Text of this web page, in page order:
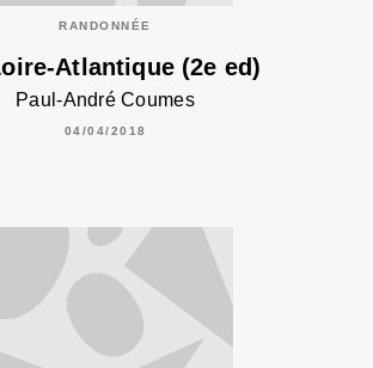
RANDONNÉE
Atlantique (2e ed)
Paul-André Coumes
04/04/2018